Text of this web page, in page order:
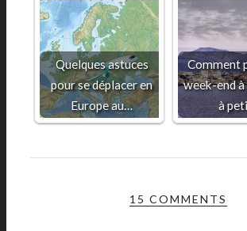
Quelques astuces
pour se déplacer en
Europe au…
Comment
week-end
à
15 COMMENTS